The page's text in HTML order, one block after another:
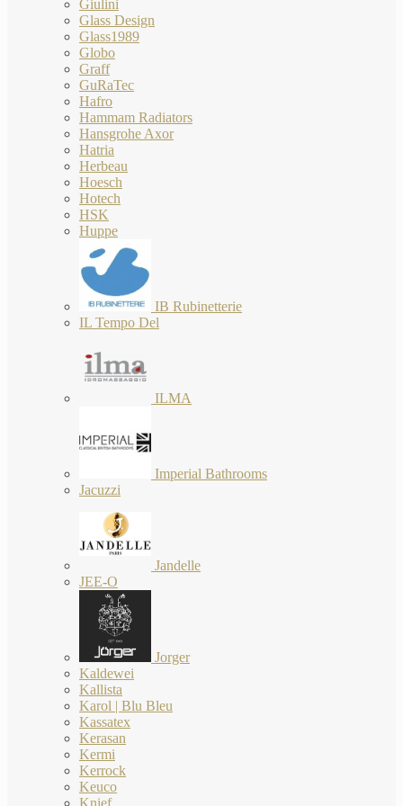
Giulini
Glass Design
Glass1989
Globo
Graff
GuRaTec
Hafro
Hammam Radiators
Hansgrohe Axor
Hatria
Herbeau
Hoesch
Hotech
HSK
Huppe
IB Rubinetterie
IL Tempo Del
ILMA
Imperial Bathrooms
Jacuzzi
Jandelle
JEE-O
Jorger
Kaldewei
Kallista
Karol | Blu Bleu
Kassatex
Kerasan
Kermi
Kerrock
Keuco